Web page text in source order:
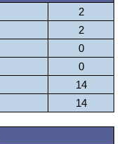
2
2
0
0
14
14